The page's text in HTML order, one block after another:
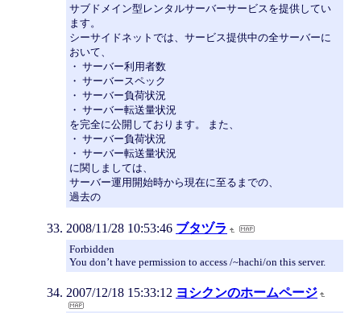
サブドメイン型レンタルサーバーサービスを提供してい
ます。
シーサイドネットでは、サービス提供中の全サーバーに
おいて、
・ サーバー利用者数
・ サーバースペック
・ サーバー負荷状況
・ サーバー転送量状況
を完全に公開しております。 また、
・ サーバー負荷状況
・ サーバー転送量状況
に関しましては、
サーバー運用開始時から現在に至るまでの、
過去の
2008/11/28 10:53:46 ブタヅラ
Forbidden
You don’t have permission to access /~hachi/on this server.
2007/12/18 15:33:12 ヨシクンのホームページ